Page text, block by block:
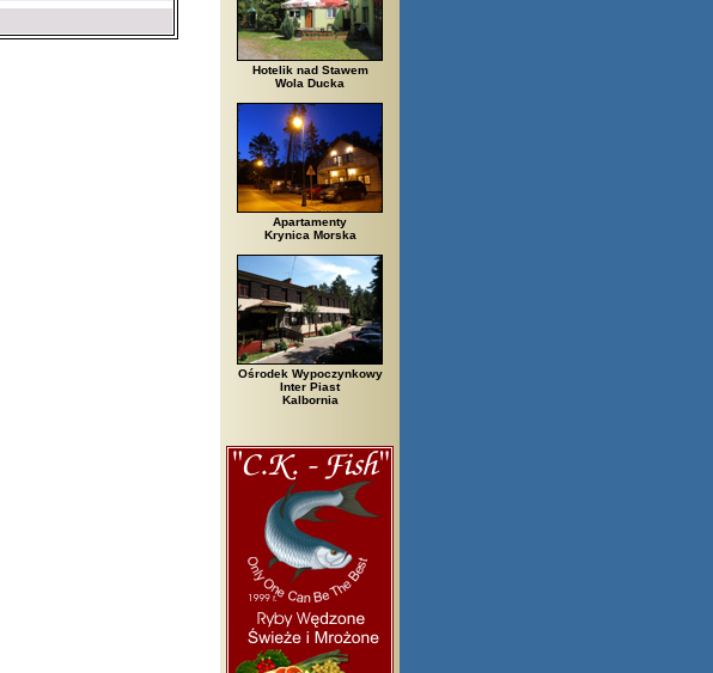
Białowieża, Bielsko Biała, Biały Bór, Biały Dunajec, Białystok, Błędów,
Hotelik nad Stawem
Wola Ducka
Apartamenty
Krynica Morska
Ośrodek Wypoczynkowy
Inter Piast
Kalbornia